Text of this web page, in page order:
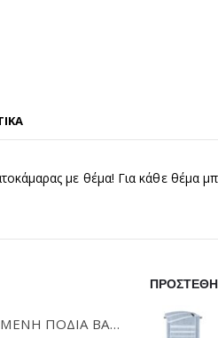
με θέμα! Για κάθε θέμα
ΚΕΝΤΗΜΕΝΗ ΠΟΔΙΑ ΒΑΦΤΙΣΗΣ "Η ΝΟΝΑ ΜΟΥ" RAISON D'ETRE